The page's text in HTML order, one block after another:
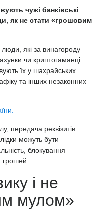
чужі банківські
як не стати «грошовим
які за винагороду
чи криптогаманці
їх у шахрайських
та інших незаконних
передача реквізитів
можуть бути
блокування
грошей.
і не
мулом»